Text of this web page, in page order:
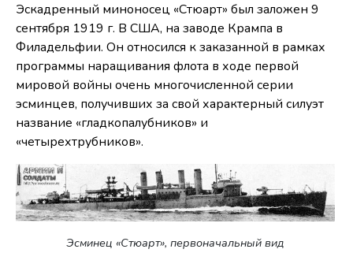
Эскадренный миноносец «Стюарт» был заложен 9
сентября 1919 г. В США, на заводе Крампа в
Филадельфии. Он относился к заказанной в рамках
программы наращивания флота в ходе первой
мировой войны очень многочисленной серии
эсминцев, получивших за свой характерный силуэт
название «гладкопалубников» и
«четырехтрубников».
Эсминец «Стюарт», первоначальный вид